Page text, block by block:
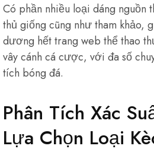
Có phần nhiều loại dáng nguồn
thủ giống cũng như tham khảo,
dương hết trang web thể thao
vây cánh cá cược, với đa số
tích bóng đá.
Phân Tích Xác
Lựa Chọn Loại